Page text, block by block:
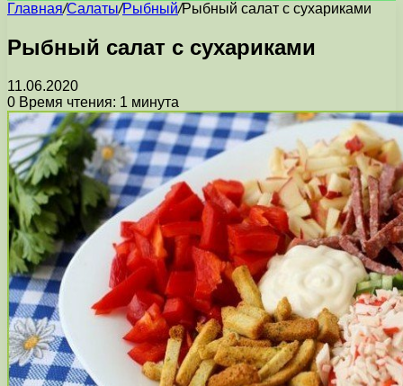
Главная/Салаты/Рыбный/Рыбный салат с сухариками
Рыбный салат с сухариками
11.06.2020
0 Время чтения: 1 минута